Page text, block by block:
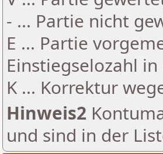
- ... Partie nicht
E ... Partie
Einstiegselozahl
K ... Korrektur
Hinweis2
und sind in der